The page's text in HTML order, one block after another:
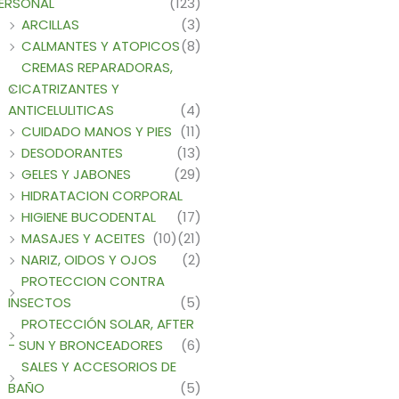
ARCILLAS
(3)
CALMANTES Y ATOPICOS(8)
CREMAS REPARADORAS,
CICATRIZANTES Y
ANTICELULITICAS
(4)
CUIDADO MANOS Y PIES (11)
DESODORANTES
(13)
GELES Y JABONES
(29)
HIDRATACION CORPORAL
(17)
HIGIENE BUCODENTAL
(21)
MASAJES Y ACEITES (10)
NARIZ, OIDOS Y OJOS
(2)
PROTECCION CONTRA
INSECTOS
(5)
PROTECCIÓN SOLAR, AFTER
- SUN Y BRONCEADORES
(6)
SALES Y ACCESORIOS DE
BAÑO
(5)